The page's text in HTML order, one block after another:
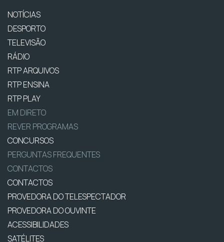
NOTÍCIAS
DESPORTO
TELEVISÃO
RÁDIO
RTP ARQUIVOS
RTP ENSINA
RTP PLAY
EM DIRETO
REVER PROGRAMAS
CONCURSOS
PERGUNTAS FREQUENTES
CONTACTOS
CONTACTOS
PROVEDORA DO TELESPECTADOR
PROVEDORA DO OUVINTE
ACESSIBILIDADES
SATÉLITES